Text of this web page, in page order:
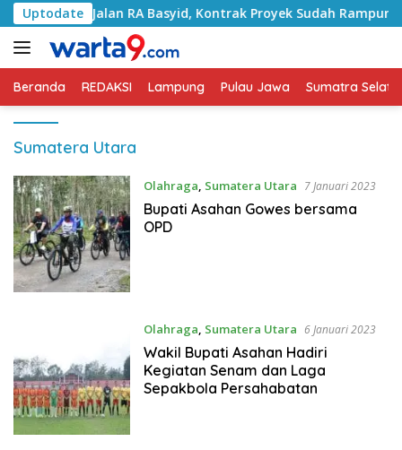
Langsung
ke
konten
Uptodate
Jalan RA Basyid, Kontrak Proyek Sudah Rampung
Beranda REDAKSI Lampung Pulau Jawa Sumatra
Sumatera Utara
Olahraga, Sumatera Utara 7 Januari 2023
Bupati Asahan Gowes bersama
OPD
Olahraga Sumatera Utara 6 Januari 2023
Wakil Bupati Asahan Hadiri
Kegiatan Senam dan Laga
Sepakbola Persahabatan